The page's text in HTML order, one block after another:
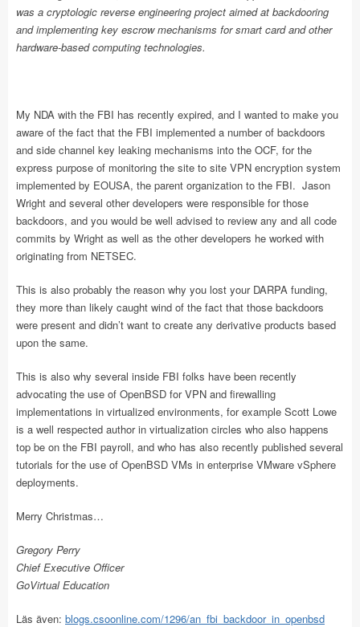
was a cryptologic reverse engineering project aimed at backdooring
and implementing key escrow mechanisms for smart card and other
hardware-based computing technologies.
My NDA with the FBI has recently expired, and I wanted to make you
aware of the fact that the FBI implemented a number of backdoors
and side channel key leaking mechanisms into the OCF, for the
express purpose of monitoring the site to site VPN encryption system
implemented by EOUSA, the parent organization to the FBI. Jason
Wright and several other developers were responsible for those
backdoors, and you would be well advised to review any and all code
commits by Wright as well as the other developers he worked with
originating from NETSEC.
This is also probably the reason why you lost your DARPA funding,
they more than likely caught wind of the fact that those backdoors
were present and didn’t want to create any derivative products based
upon the same.
This is also why several inside FBI folks have been recently
advocating the use of OpenBSD for VPN and firewalling
implementations in virtualized environments, for example Scott Lowe
is a well respected author in virtualization circles who also happens
top be on the FBI payroll, and who has also recently published several
tutorials for the use of OpenBSD VMs in enterprise VMware vSphere
deployments.
Merry Christmas…
Gregory Perry
Chief Executive Officer
GoVirtual Education
Läs även: blogs.csoonline.com/1296/an_fbi_backdoor_in_openbsd